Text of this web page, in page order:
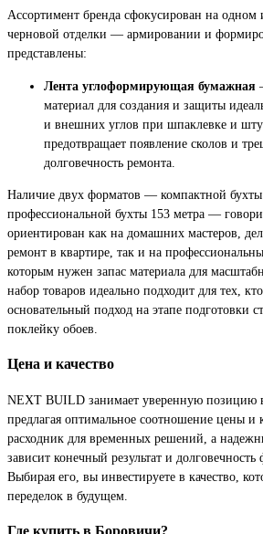
Ассортимент бренда сфокусирован на одном
черновой отделки — армировании и
представлены:
Лента углоформирующая бумажная
материал для создания и защиты
и внешних углов при шпаклевке и
предотвращает появление сколов и
долговечность ремонта.
Наличие двух форматов — компактной
профессиональной бухты 153 метра —
ориентирован как на домашних мастеров,
ремонт в квартире, так и на
которым нужен запас материала для
набор товаров идеально подходит для тех,
основательный подход на этапе подготовки
поклейку обоев.
Цена и качество
NEXT BUILD занимает уверенную позицию в
предлагая оптимальное соотношение цены и
расходник для временных решений, а
зависит конечный результат и
Выбирая его, вы инвестируете в качество,
переделок в будущем.